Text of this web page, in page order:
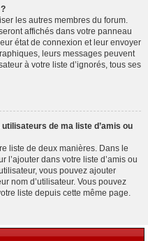
les autres membres du forum.
affichés dans votre panneau
état de connexion et leur envoyer
leurs messages peuvent
à votre liste d’ignorés, tous ses
de ma liste d’amis ou
liste de deux manières. Dans le
l’ajouter dans votre liste d’amis ou
vous pouvez ajouter
nom d’utilisateur. Vous pouvez
liste depuis cette même page.